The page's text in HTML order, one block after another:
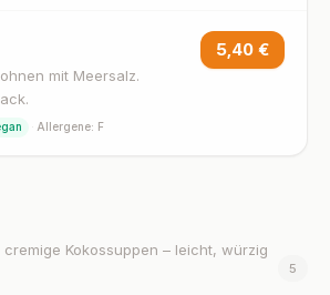
mit Meersalz.
· Allergene: F
5,40 €
Kokossuppen – leicht, würzig
5